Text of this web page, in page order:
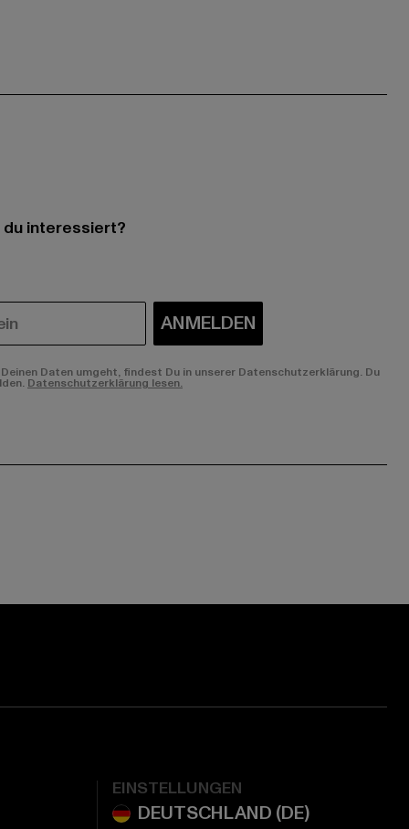
interessiert?
ANMELDEN
Daten umgeht, findest Du in unserer Datenschutzerklärung. Du
Datenschutzerklärung lesen.
EINSTELLUNGEN